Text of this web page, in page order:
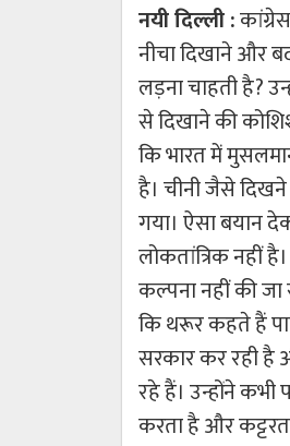
नयी दिल्ली :
नीचा दिखाने और
लड़ना चाहती है?
से दिखाने की
कि भारत में
है। चीनी जैसे
गया। ऐसा बयान
लोकतांत्रिक नहीं
कल्पना नहीं की
कि थरूर कहते हैं
सरकार कर रही है
रहे हैं। उन्होंने
करता है और